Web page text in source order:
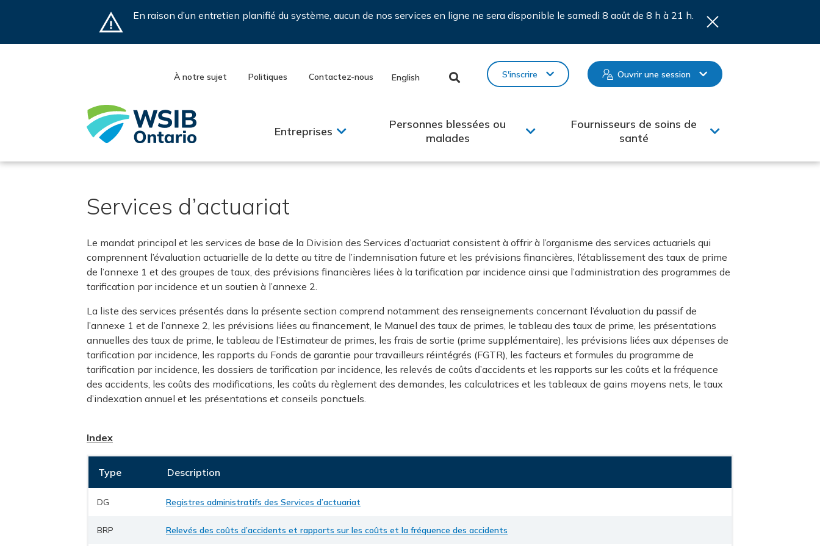
content
En raison d’un entretien planifié du système, aucun de nos services en ligne ne sera disponible le samedi 8 août de 8 h à 21 h.
À notre sujet Politiques Contactez-nous English S'inscrire Ouvrir une session
Entreprises
Personnes blessées ou
malades
Fournisseurs de soins de
santé
Services d’actuariat
Le mandat principal et les services de base de la Division des Services d’actuariat consistent à offrir à l’organisme des services actuariels qui
comprennent l’évaluation actuarielle de la dette au titre de l’indemnisation future et les prévisions financières, l’établissement des taux de prime
de l’annexe 1 et des groupes de taux, des prévisions financières liées à la tarification par incidence ainsi que l’administration des programmes de
tarification par incidence et un soutien à l’annexe 2.
La liste des services présentés dans la présente section comprend notamment des renseignements concernant l’évaluation du passif de
l’annexe 1 et de l’annexe 2, les prévisions liées au financement, le Manuel des taux de primes, le tableau des taux de prime, les présentations
annuelles des taux de prime, le tableau de l’Estimateur de primes, les frais de sortie (prime supplémentaire), les prévisions liées aux dépenses de
tarification par incidence, les rapports du Fonds de garantie pour travailleurs réintégrés (FGTR), les facteurs et formules du programme de
tarification par incidence, les dossiers de tarification par incidence, les relevés de coûts d’accidents et les rapports sur les coûts et la fréquence
des accidents, les coûts des modifications, les coûts du règlement des demandes, les calculatrices et les tableaux de gains moyens nets, le taux
d’indexation annuel et les présentations et conseils ponctuels.
Index
Type Description
DG Registres administratifs des Services d’actuariat
BRP Relevés des coûts d’accidents et rapports sur les coûts et la fréquence des accidents